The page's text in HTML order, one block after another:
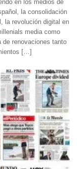
en los medios de
la consolidación
la revolución digital en
media como
de renovaciones tanto
[…]